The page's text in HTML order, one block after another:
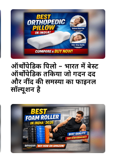
ऑर्थोपेडिक पिलो – भारत में बेस्ट
ऑर्थोपेडिक तकिया जो गर्दन दर्द
और नींद की समस्या का फाइनल
सॉल्यूशन है